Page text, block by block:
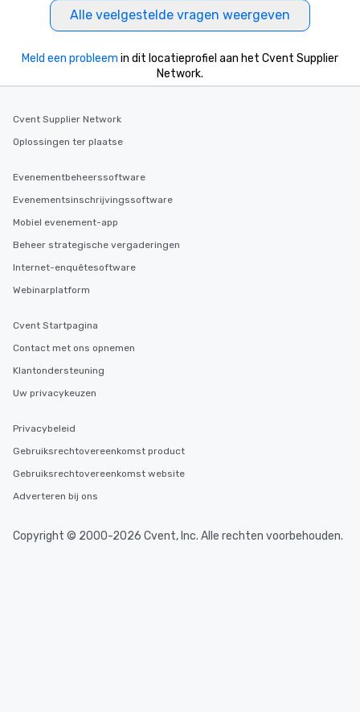
Alle veelgestelde vragen weergeven
Meld een probleem in dit locatieprofiel aan het Cvent Supplier
Network.
Cvent Supplier Network
Oplossingen ter plaatse
Evenementbeheerssoftware
Evenementsinschrijvingssoftware
Mobiel evenement-app
Beheer strategische vergaderingen
Internet-enquêtesoftware
Webinarplatform
Cvent Startpagina
Contact met ons opnemen
Klantondersteuning
Uw privacykeuzen
Privacybeleid
Gebruiksrechtovereenkomst product
Gebruiksrechtovereenkomst website
Adverteren bij ons
Copyright © 2000-2026 Cvent, Inc. Alle rechten voorbehouden.